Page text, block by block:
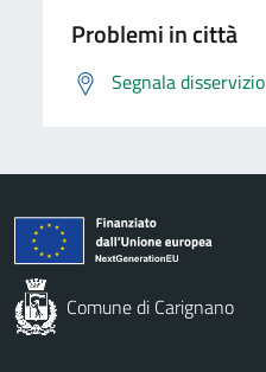
Problemi in città
Segnala disservizio
Comune di Carignano